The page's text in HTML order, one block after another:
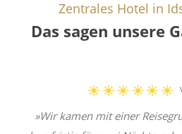
Zentrales Hotel in
Das sagen unsere
»Wir kamen mit einer